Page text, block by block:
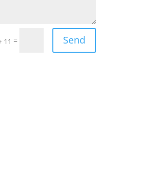
11 = Send